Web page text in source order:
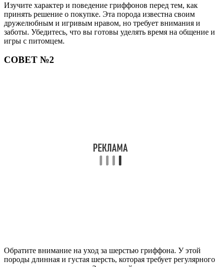
Изучите характер и поведение гриффонов перед тем, как
принять решение о покупке. Эта порода известна своим
дружелюбным и игривым нравом, но требует внимания и
заботы. Убедитесь, что вы готовы уделять время на общение и
игры с питомцем.
СОВЕТ №2
Обратите внимание на уход за шерстью гриффона. У этой
породы длинная и густая шерсть, которая требует регулярного